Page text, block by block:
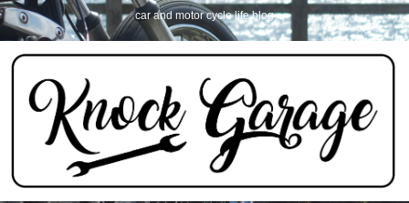
car and motor cycle life blog